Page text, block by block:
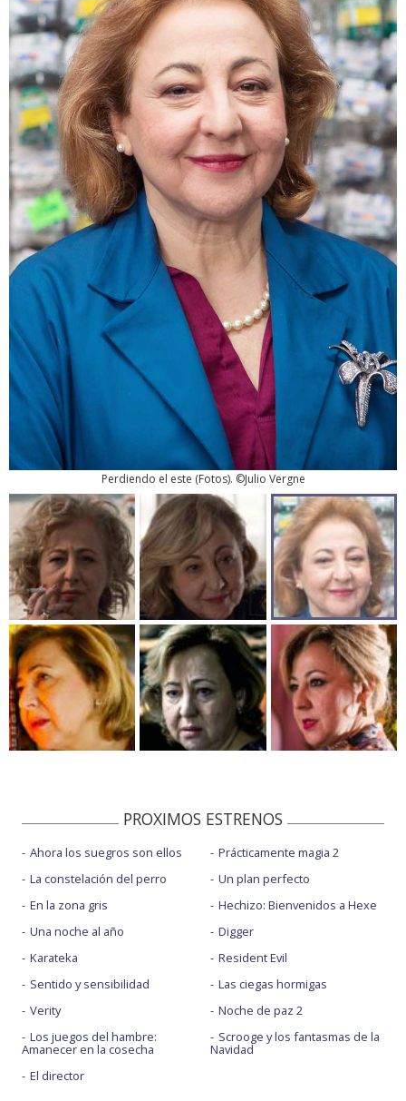
Perdiendo el este (Fotos). ©Julio Vergne
PROXIMOS ESTRENOS
Ahora los suegros son ellos
La constelación del perro
En la zona gris
Una noche al año
Karateka
Sentido y sensibilidad
Verity
Los juegos del hambre:
Amanecer en la cosecha
El director
Prácticamente magia 2
Un plan perfecto
Hechizo: Bienvenidos a Hexe
Digger
Resident Evil
Las ciegas hormigas
Noche de paz 2
Scrooge y los fantasmas de la
Navidad